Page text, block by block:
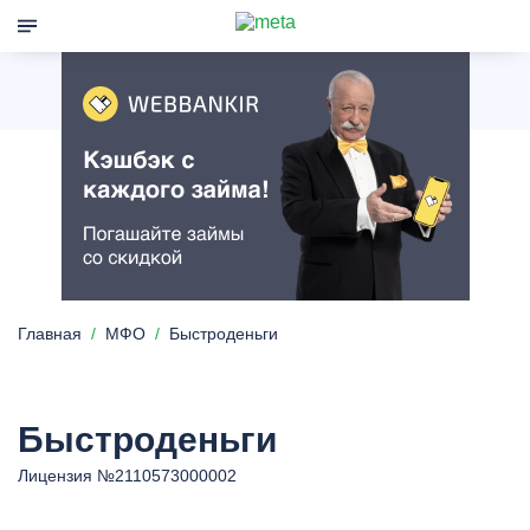
Главная МФО Быстроденьги
Быстроденьги
Лицензия №2110573000002